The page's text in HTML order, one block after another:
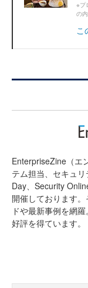
※プ
の
こ
EnterpriseZine（エ
テム担当、セキュ
Day、Security
開催しております
ドや最新事例を網
好評を得ています。